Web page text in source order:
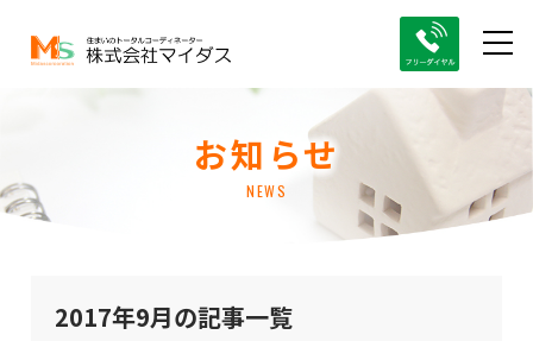
お知らせ
NEWS
2017年9月の記事一覧